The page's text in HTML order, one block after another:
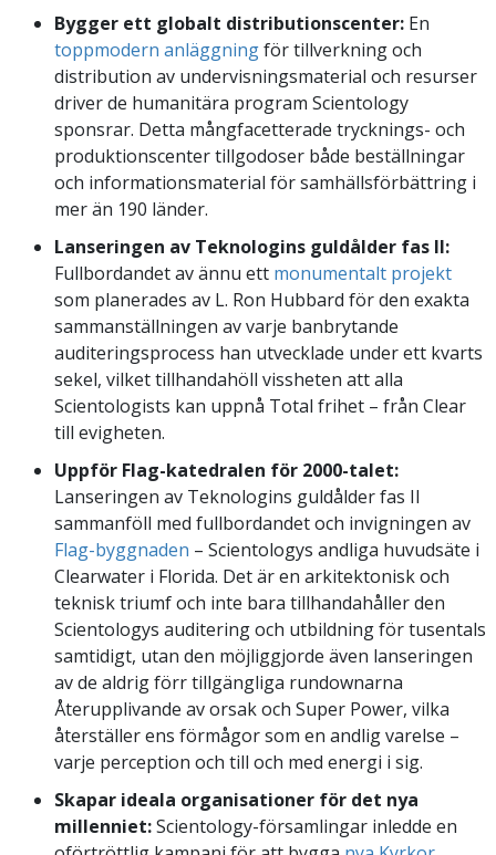
Bygger ett globalt distributionscenter: En
toppmodern anläggningför tillverkning och
distribution av undervisningsmaterial och resurser
driver de humanitära program Scientology
sponsrar. Detta mångfacetterade trycknings- och
produktionscenter tillgodoser både beställningar
och informationsmaterial för samhällsförbättring i
mer än 190 länder.
Lanseringen av Teknologins guldålder fas II:
Fullbordandet av ännu ett monumentalt projekt
som planerades av L. Ron Hubbard för den exakta
sammanställningen av varje banbrytande
auditeringsprocess han utvecklade under ett kvarts
sekel, vilket tillhandahöll vissheten att alla
Scientologists kan uppnå Total frihet – från Clear
till evigheten.
Uppför Flag-katedralen för 2000-talet:
Lanseringen av Teknologins guldålder fas II
sammanföll med fullbordandet och invigningen av
Flag-byggnaden – Scientologys andliga huvudsäte i
Clearwater i Florida. Det är en arkitektonisk och
teknisk triumf och inte bara tillhandahåller den
Scientologys auditering och utbildning för tusentals
samtidigt, utan den möjliggjorde även lanseringen
av de aldrig förr tillgängliga rundownarna
Återupplivande av orsak och Super Power, vilka
återställer ens förmågor som en andlig varelse –
varje perception och till och med energi i sig.
Skapar ideala organisationer för det nya
millenniet:Scientology-församlingar inledde en